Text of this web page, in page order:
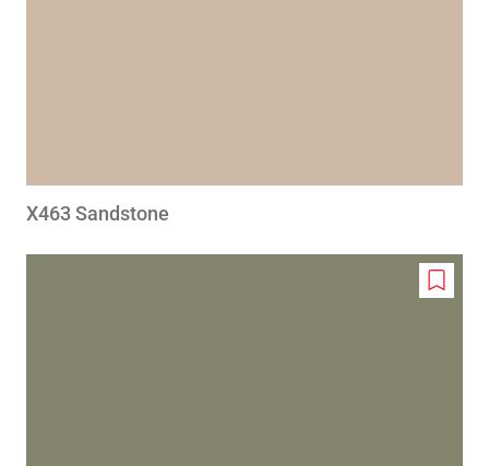
X463 Sandstone
Add